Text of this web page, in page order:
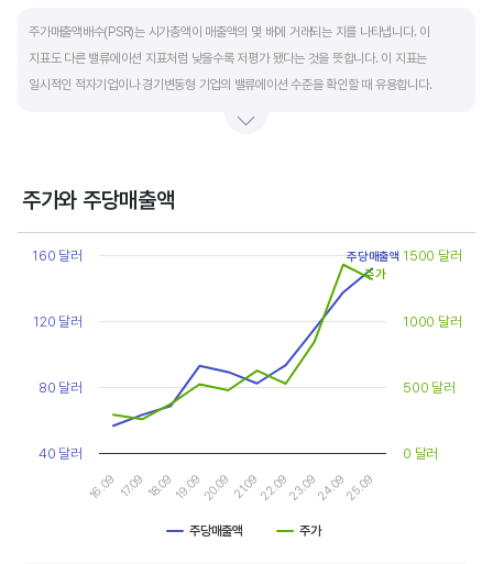
주가매출액배수(PSR)는 시가총액이 매출액의 몇 배에 거래되는 지를 나타냅니다. 이
지표도 다른 밸류에이션 지표처럼 낮을수록 저평가 됐다는 것을 뜻합니다. 이 지표는
일시적인 적자기업이나 경기변동형 기업의 밸류에이션 수준을 확인할 때 유용합니다.
주가와 주당매출액
Chart
Line chart with 2 lines.
The chart has 1 X axis displaying categories.
The chart has 2 Y axes displaying values, and values.
주당매출액 주가
16.09 17.09 18.0919.0920.09 21.0922.0923.0924.0925.09
40 달러
80 달러
120 달러
160 달러
0 달러
500 달러
1000 달러
1500 달러
주당매출액
주가